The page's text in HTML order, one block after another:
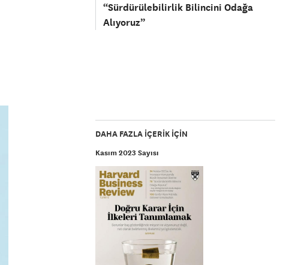
“Sürdürülebilirlik Bilincini Odağa
Alıyoruz”
DAHA FAZLA IÇERIK IÇIN
Kasım 2023 Sayısı